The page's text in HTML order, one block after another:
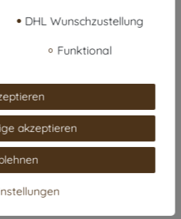
herausnehmbarer
Optik in modernen
Kleidung, Spielzeug,
DHL Wunschzustellung
Funktional
akzeptieren